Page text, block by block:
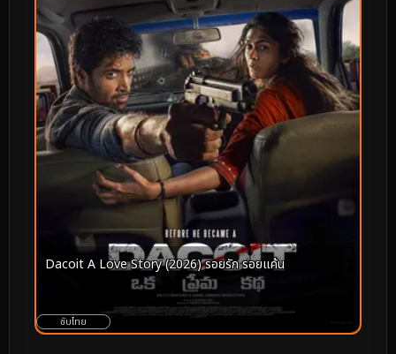
Dacoit A Love Story (2026) รอยรัก รอยแค้น
ซับไทย